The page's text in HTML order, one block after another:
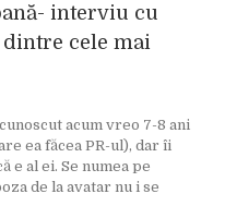
interviu cu
cele mai
acum vreo 7-8 ani
ea făcea PR-ul), dar îi
e al ei. Se numea pe
de la avatar nu i se